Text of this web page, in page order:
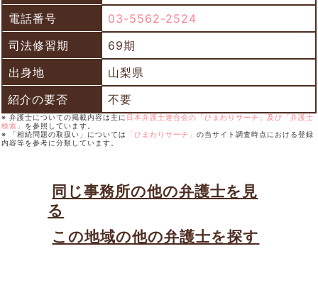
電話番号
03-5562-2524
司法修習期
69期
出身地
山梨県
紹介の要否
不要
※ 弁護士についての掲載内容は主に 日本弁護士連合会の「ひまわりサーチ」及び「弁護士
検索」 を参照しています。
※ 「相続問題の取扱い」については
「ひまわりサーチ」 の当サイト調査時点における登録
内容等を参考に分類しています。
同じ事務所の他の弁護士を見
る
この地域の他の弁護士を探す